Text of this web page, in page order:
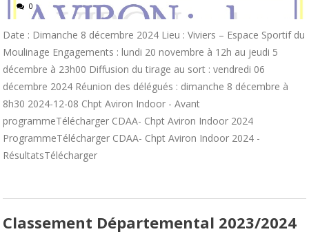
0
Date : Dimanche 8 décembre 2024 Lieu : Viviers – Espace Sportif du
Moulinage Engagements : lundi 20 novembre à 12h au jeudi 5
décembre à 23h00 Diffusion du tirage au sort : vendredi 06
décembre 2024 Réunion des délégués : dimanche 8 décembre à
8h30 2024-12-08 Chpt Aviron Indoor - Avant
programmeTélécharger CDAA- Chpt Aviron Indoor 2024
ProgrammeTélécharger CDAA- Chpt Aviron Indoor 2024 -
RésultatsTélécharger
Classement Départemental 2023/2024